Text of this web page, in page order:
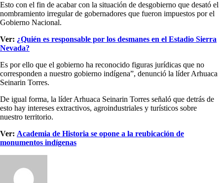
Esto con el fin de acabar con la situación de desgobierno que desató el
nombramiento irregular de gobernadores que fueron impuestos por el
Gobierno Nacional.
Ver: ¿Quién es responsable por los desmanes en el Estadio Sierra
Nevada?
Es por ello que el gobierno ha reconocido figuras jurídicas que no
corresponden a nuestro gobierno indígena”, denunció la líder Arhuaca
Seinarin Torres.
De igual forma, la líder Arhuaca Seinarin Torres señaló que detrás de
esto hay intereses extractivos, agroindustriales y turísticos sobre
nuestro territorio.
Ver: Academia de Historia se opone a la reubicación de
monumentos indígenas